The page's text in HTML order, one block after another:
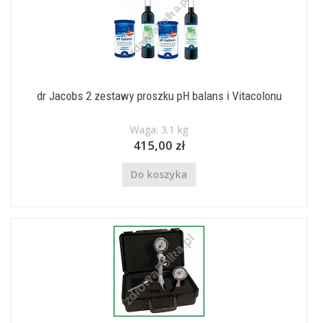
dr Jacobs 2 zestawy proszku pH balans i Vitacolonu
Waga: 3.1 kg
415,00 zł
Do koszyka